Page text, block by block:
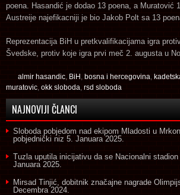
poena. Hasandić je dodao 13 poena, a Muratović
Austreije najefikacniji je bio Jakob Polt sa 13
Reprezentacija BiH u pretkvalifikacijama igra
Švedske, protiv koje igra prvi meč 2. augusta u
almir hasandic BiH bosna i hercegovina
muratovic okk sloboda rsd sloboda
NAJNOVIJI ČLANCI
Sloboda pobjedom nad ekipom Mladosti u
pobjednički niz 5. Januara 2025.
Tuzla uputila inicijativu da se Nacionalni
Januara 2025.
Mirsad Tinjić, dobitnik značajne nagrade
Decembra 2024.